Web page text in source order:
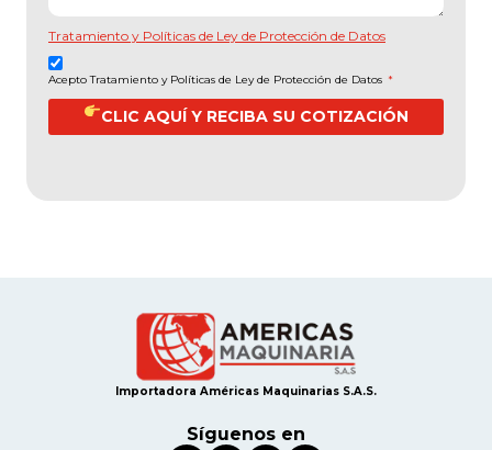
Tratamiento y Políticas de Ley de Protección de Datos
Acepto Tratamiento y Políticas de Ley de Protección de Datos *
CLIC AQUÍ Y RECIBA SU COTIZACIÓN
Importadora Américas Maquinarias S.A.S.
Síguenos en